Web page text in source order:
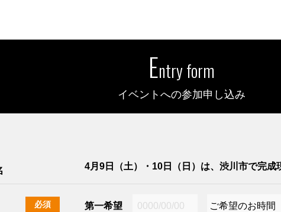
Entry form
イベントへの参加申し込み
4月9日（土）・10日（日）は、渋川市で完成
必須 第一希望